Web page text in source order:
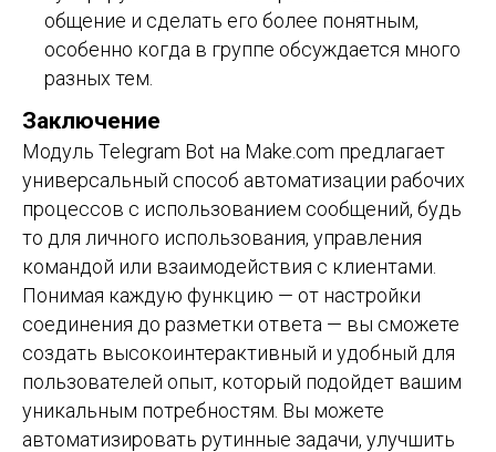
общение и сделать его более понятным,
особенно когда в группе обсуждается много
разных тем.
Заключение
Модуль Telegram Bot на Make.com предлагает
универсальный способ автоматизации рабочих
процессов с использованием сообщений, будь
то для личного использования, управления
командой или взаимодействия с клиентами.
Понимая каждую функцию — от настройки
соединения до разметки ответа — вы сможете
создать высокоинтерактивный и удобный для
пользователей опыт, который подойдет вашим
уникальным потребностям. Вы можете
автоматизировать рутинные задачи, улучшить